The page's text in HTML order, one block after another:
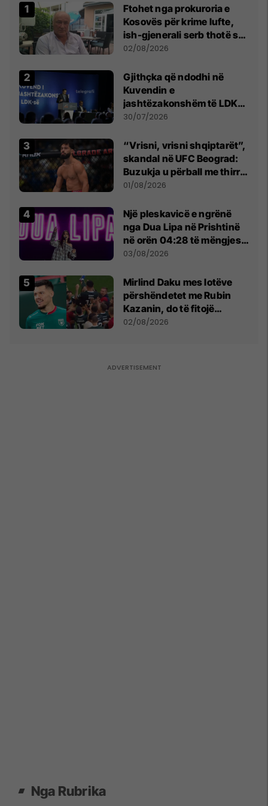
Ftohet nga prokuroria e
Kosovës për krime lufte,
ish-gjenerali serb thotë se
dikush e tradhtoi në
02/08/2026
Gjithçka që ndodhi në
Kuvendin e
jashtëzakonshëm të LDK-
së
30/07/2026
“Vrisni, vrisni shqiptarët”,
skandal në UFC Beograd:
Buzukja u përball me thirrje
anti-shqiptare nga
01/08/2026
Një pleskavicë e ngrënë
nga Dua Lipa në Prishtinë
në orën 04:28 të mëngjesit
- dhe bota digjitale serbe
03/08/2026
Mirlind Daku mes lotëve
përshëndetet me Rubin
Kazanin, do të fitojë
miliona te Spartak Moska
02/08/2026
Nga Rubrika